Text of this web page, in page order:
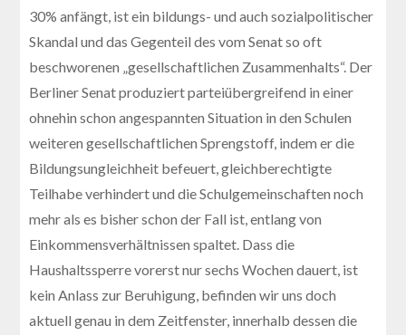
30% anfängt, ist ein bildungs- und auch sozialpolitischer
Skandal und das Gegenteil des vom Senat so oft
beschworenen „gesellschaftlichen Zusammenhalts“. Der
Berliner Senat produziert parteiübergreifend in einer
ohnehin schon angespannten Situation in den Schulen
weiteren gesellschaftlichen Sprengstoff, indem er die
Bildungsungleichheit befeuert, gleichberechtigte
Teilhabe verhindert und die Schulgemeinschaften noch
mehr als es bisher schon der Fall ist, entlang von
Einkommensverhältnissen spaltet. Dass die
Haushaltssperre vorerst nur sechs Wochen dauert, ist
kein Anlass zur Beruhigung, befinden wir uns doch
aktuell genau in dem Zeitfenster, innerhalb dessen die